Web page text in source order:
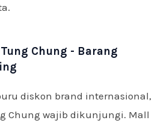
Chung - Barang
diskon brand internasional,
Chung wajib dikunjungi. Mall